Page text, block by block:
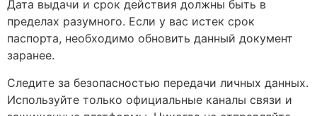
Дата выдачи и срок действия должны быть в
пределах разумного. Если у вас истек срок
паспорта, необходимо обновить данный документ
заранее.
Следите за безопасностью передачи личных данных.
Используйте только официальные каналы связи и